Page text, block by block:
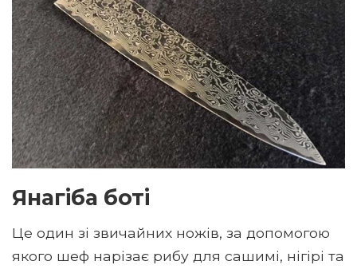
Янагіба боті
Це один зі звичайних ножів, за допомогою
якого шеф нарізає рибу для сашимі, нігірі та